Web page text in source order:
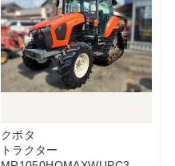
クボタ
トラクター